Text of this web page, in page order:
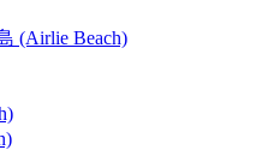
(Airlie Beach)